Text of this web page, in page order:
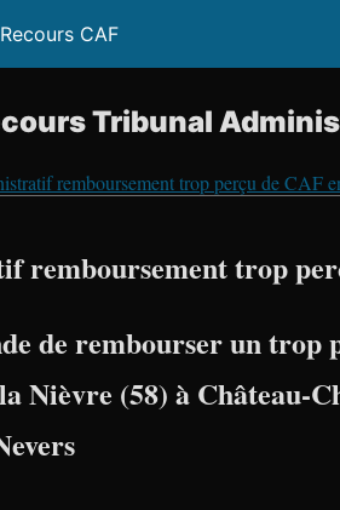
CAF
Tribunal
remboursement trop perçu de CAF
remboursement trop
de rembourser un trop
Nièvre (58) à Château-